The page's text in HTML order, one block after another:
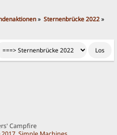
» Sternenbrücke 2022»
Campfire